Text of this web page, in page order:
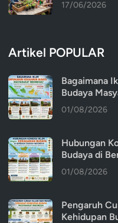
17/06/2026
Artikel POPULAR
Bagaimana
Budaya
01/08/2026
Hubungan
Budaya di
01/08/2026
Pengaruh
Kehidupan